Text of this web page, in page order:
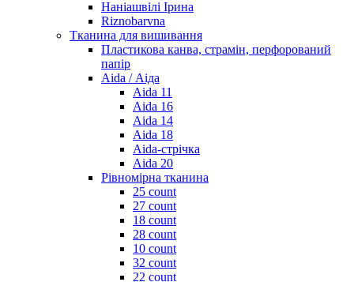
Наніашвілі Ірина
Riznobarvna
Тканина для вишивання
Пластикова канва, страмін, перфорований
папір
Aida / Аіда
Aida 11
Aida 16
Aida 14
Aida 18
Aida-стрічка
Aida 20
Рівномірна тканина
25 count
27 count
18 count
28 count
10 count
32 count
22 count